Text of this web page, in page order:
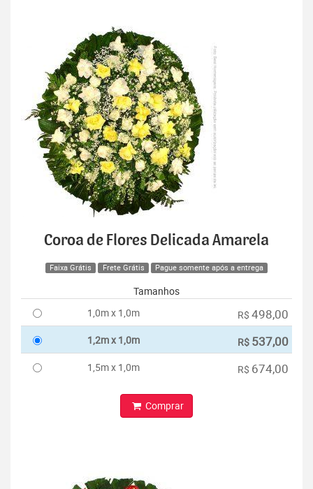
Coroa de Flores Delicada Amarela
Faixa Grátis Frete Grátis Pague somente após a entrega
Tamanhos
1,0m x 1,0m
R$ 498,00
1,2m x 1,0m R$ 537,00
1,5m x 1,0m R$ 674,00
Comprar